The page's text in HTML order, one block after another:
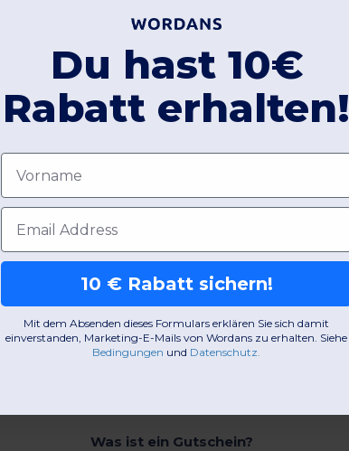
Was ist ein Gutschein?
Du hast 10€
Rabatt erhalten!
Vorname
E-Mail-Adresse
10 € Rabatt sichern!
Mit dem Absenden dieses Formulars erklären Sie sich damit
einverstanden, Marketing-E-Mails von Wordans zu erhalten. Siehe
Bedingungen und Datenschutz.